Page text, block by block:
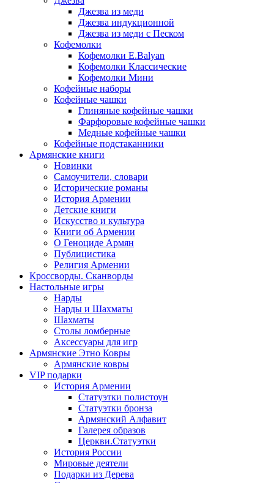
Джезва из меди
Джезва индукционной
Джезва из меди с Песком
Кофемолки
Кофемолки E.Balyan
Кофемолки Классические
Кофемолки Мини
Кофейные наборы
Кофейные чашки
Глиняные кофейные чашки
Фарфоровые кофейные чашки
Медные кофейные чашки
Кофейные подстаканники
Армянские книги
Новинки
Самоучители, словари
Исторические романы
История Армении
Детские книги
Иcкусство и культура
Книги об Армении
О Геноциде Армян
Публицистика
Религия Армении
Кроссворды. Сканворды
Настольные игры
Нарды
Нарды и Шахматы
Шахматы
Столы ломберные
Аксессуары для игр
Армянские Этно Ковры
Армянские ковры
VIP подарки
История Армении
Статуэтки полистоун
Статуэтки бронза
Армянский Алфавит
Галерея образов
Церкви.Статуэтки
История России
Мировые деятели
Подарки из Дерева